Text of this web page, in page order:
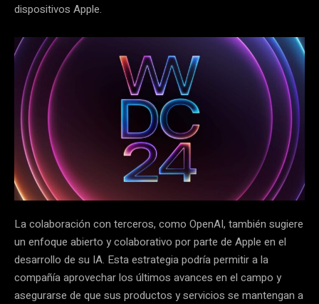
dispositivos Apple.
La colaboración con terceros, como OpenAI, también sugiere
un enfoque abierto y colaborativo por parte de Apple en el
desarrollo de su IA. Esta estrategia podría permitir a la
compañía aprovechar los últimos avances en el campo y
asegurarse de que sus productos y servicios se mantengan a